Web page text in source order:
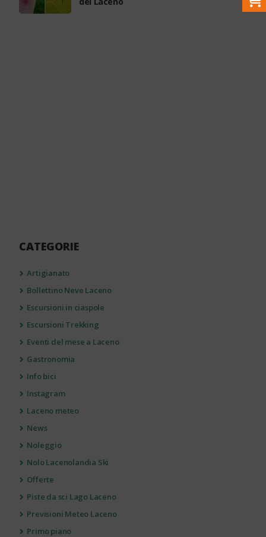
CATEGORIE
Artigianato
Bollettino Neve Laceno
Escursioni in ciaspole
Escursioni Trekking
Eventi del mese a Laceno
Gastronomia
Info bici
Instagram
Laceno meteo
News
Noleggio
Nolo Lacenolandia Ski
Offerte
Piste da sci Lago Laceno
Previsioni Meteo Laceno
Primo piano